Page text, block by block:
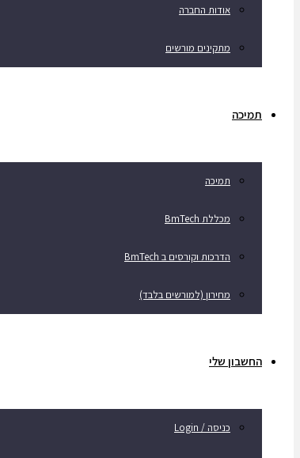
אודות החברה
מתקינים מורשים
תמיכה
תמיכה
מכללת BmTech
הדרכות וקורסים ב BmTech
מחירון (למורשים בלבד)
החשבון שלי
כניסה / Login